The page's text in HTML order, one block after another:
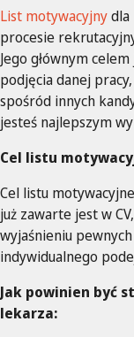
List motywacyjnydla
procesie
Jego głównym
podjęcia danej
spośród innych
jesteś najlepszym
Cel listu
Cel listu
już zawarte jest w
wyjaśnieniu
indywidualnego
Jak powinien być
lekarza: